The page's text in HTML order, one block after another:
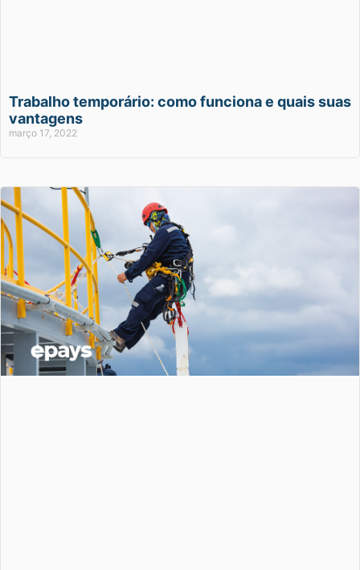
Trabalho temporário: como funciona e quais suas
vantagens
março 17, 2022